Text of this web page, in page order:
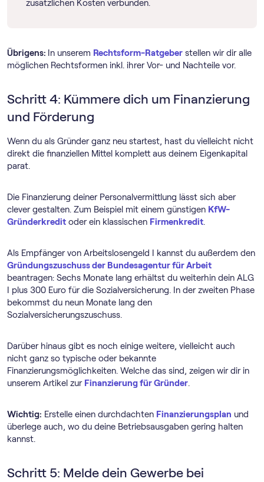
zusätzlichen Kosten verbunden.
Übrigens: In unserem Rechtsform-Ratgeber stellen wir dir alle
möglichen Rechtsformen inkl. ihrer Vor- und Nachteile vor.
Schritt 4: Kümmere dich um Finanzierung
und Förderung
Wenn du als Gründer ganz neu startest, hast du vielleicht nicht
direkt die finanziellen Mittel komplett aus deinem Eigenkapital
parat.
Die Finanzierung deiner Personalvermittlung lässt sich aber
clever gestalten. Zum Beispiel mit einem günstigen KfW-
Gründerkredit oder ein klassischen Firmenkredit.
Als Empfänger von Arbeitslosengeld I kannst du außerdem den
Gründungszuschuss der Bundesagentur für Arbeit
beantragen: Sechs Monate lang erhältst du weiterhin dein ALG
I plus 300 Euro für die Sozialversicherung. In der zweiten Phase
bekommst du neun Monate lang den
Sozialversicherungszuschuss.
Darüber hinaus gibt es noch einige weitere, vielleicht auch
nicht ganz so typische oder bekannte
Finanzierungsmöglichkeiten. Welche das sind, zeigen wir dir in
unserem Artikel zur Finanzierung für Gründer.
Wichtig: Erstelle einen durchdachten Finanzierungsplan und
überlege auch, wo du deine Betriebsausgaben gering halten
kannst.
Schritt 5: Melde dein Gewerbe bei